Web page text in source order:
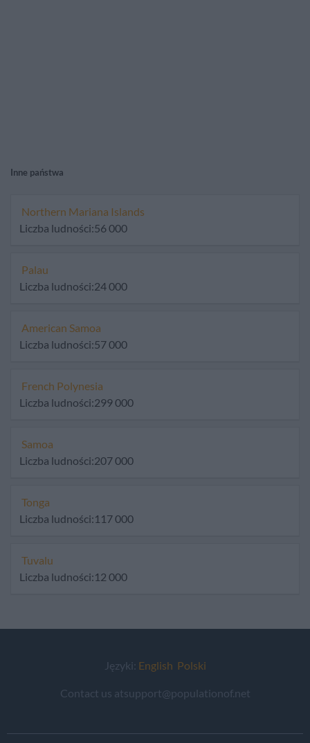
Inne państwa
Northern Mariana Islands
Liczba ludności:56 000
Palau
Liczba ludności:24 000
American Samoa
Liczba ludności:57 000
French Polynesia
Liczba ludności:299 000
Samoa
Liczba ludności:207 000
Tonga
Liczba ludności:117 000
Tuvalu
Liczba ludności:12 000
Języki: English Polski
Contact us atsupport@populationof.net